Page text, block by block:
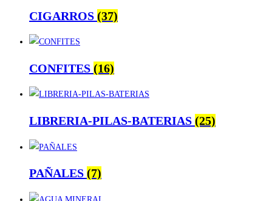
CIGARROS (37)
CONFITES (16)
LIBRERIA-PILAS-BATERIAS (25)
PAÑALES (7)